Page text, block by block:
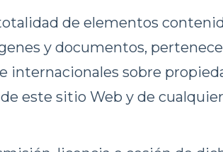
de elementos
y documentos,
internacionales sobre
este sitio Web y de